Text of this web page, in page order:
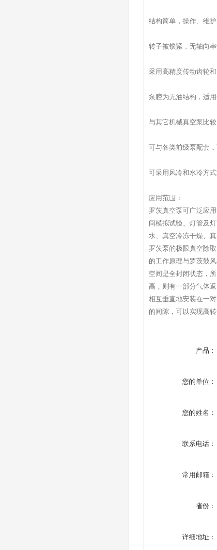
结构简单，操作、维
转子被锁紧，无轴向
采用高精度传动齿轮
泵腔为无油结构，适
与其它机械真空泵比
可与各类前级泵配套
可采用风冷和水冷方
应用范围：
罗茨真空泵可广泛应
间模拟试验、灯管及
水、真空冷冻干燥、
罗茨泵的极限真空除
的工作原理与罗茨鼓
空间是全封闭状态，
高，则有一部分气体
相互垂直地安装在一
的间隙，可以实现高
产品：
您的单位：
您的姓名：
联系电话：
常用邮箱：
省份：
详细地址：